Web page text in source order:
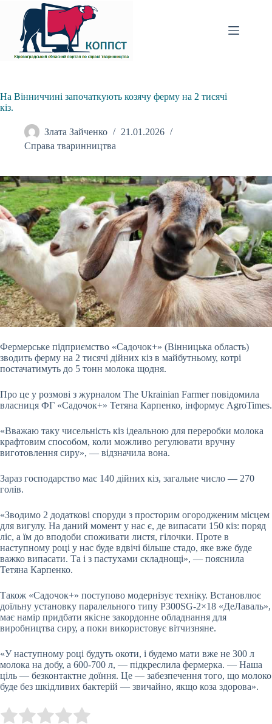
вмісту
На Вінниччині започаткують козячу ферму на 2 тисячі
кіз.
Злата Зайченко
21.01.2026
Справа тваринництва
Фермерське підприємство «Садочок+» (Вінницька область)
зводить ферму на 2 тисячі дійних кіз в майбутньому, котрі
постачатимуть до 5 тонн молока щодня.
Про це у розмові з журналом The Ukrainian Farmer повідомила
власниця ФГ «Садочок+» Тетяна Карпенко, інформує AgroTimes.
«Вважаю таку чисельність кіз ідеальною для переробки молока
крафтовим способом, коли можливо регулювати вручну
виготовлення сиру», — відзначила вона.
Зараз господарство має 140 дійних кіз, загальне число — 270
голів.
«Зводимо 2 додаткові споруди з просторим огородженим місцем
для вигулу. На даний момент у нас є, де випасати 150 кіз: поряд
ліс, а їм до вподоби споживати листя, гілочки. Проте в
наступному році у нас буде вдвічі більше стадо, яке вже буде
важко випасати. Та і з пастухами складнощі», — пояснила
Тетяна Карпенко.
Також «Садочок+» поступово модернізує техніку. Встановлює
доїльну установку паралельного типу P300SG-2×18 «ДеЛаваль»,
має намір придбати якісне закордонне обладнання для
виробництва сиру, а поки використовує вітчизняне.
«У наступному році будуть окоти, і будемо мати вже не 300 л
молока на добу, а 600-700 л, — підкреслила фермерка. — Наша
ціль — безконтактне доїння. Це — забезпечення того, що молоко
буде без шкідливих бактерій — звичайно, якщо коза здорова».
Rate this item: